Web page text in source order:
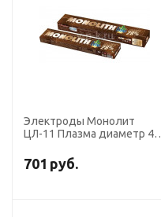
Электроды Монолит
ЦЛ-11 Плазма диаметр 4,0
(Э-08Х20Н9Г2Б, пост.ток,
обр. пол.)
701 руб.